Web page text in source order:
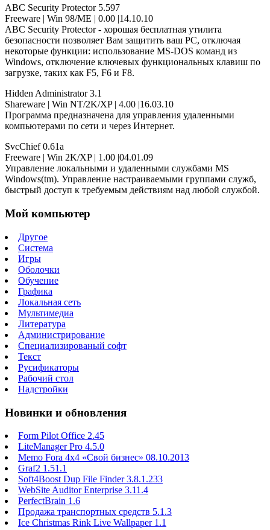
ABC Security Protector 5.597
Freeware | Win 98/ME | 0.00 |14.10.10
ABC Security Protector - хорошая бесплатная утилита
безопасности позволяет Вам защитить ваш PC, отключая
некоторые функции: использование MS-DOS команд из
Windows, отключение ключевых функциональных клавиш по
загрузке, таких как F5, F6 и F8.
Hidden Administrator 3.1
Shareware | Win NT/2K/XP | 4.00 |16.03.10
Программа предназначена для управления удаленными
компьютерами по сети и через Интернет.
SvcChief 0.61a
Freeware | Win 2K/XP | 1.00 |04.01.09
Управление локальными и удаленными службами MS
Windows(tm). Управление настраиваемыми группами служб,
быстрый доступ к требуемым действиям над любой службой.
Мой компьютер
Другое
Система
Игры
Оболочки
Обучение
Графика
Локальная сеть
Мультимедиа
Литература
Администрирование
Специализированый софт
Текст
Русификаторы
Рабочий стол
Надстройки
Новинки и обновления
Form Pilot Office 2.45
LiteManager Pro 4.5.0
Memo Fora 4x4 «Свой бизнес» 08.10.2013
Graf2 1.51.1
Soft4Boost Dup File Finder 3.8.1.233
WebSite Auditor Enterprise 3.11.4
PerfectBrain 1.6
Продажа транспортных средств 5.1.3
Ice Christmas Rink Live Wallpaper 1.1